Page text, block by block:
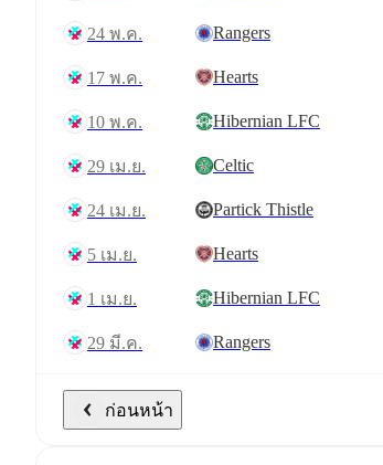
24 พ.ค. Rangers
17 พ.ค. Hearts
10 พ.ค. Hibernian LFC
29 เม.ย. Celtic
24 เม.ย. Partick Thistle
5 เม.ย. Hearts
1 เม.ย. Hibernian LFC
29 มี.ค. Rangers
ก่อนหน้า